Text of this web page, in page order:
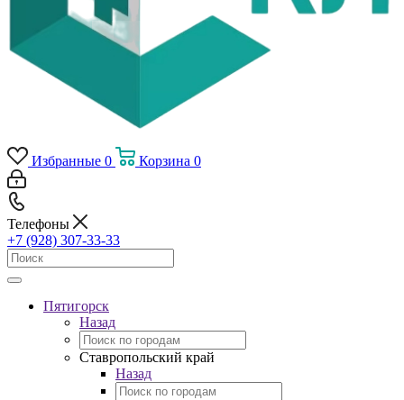
Избранные 0 Корзина 0
Телефоны
+7 (928) 307-33-33
Пятигорск
Назад
Ставропольский край
Назад